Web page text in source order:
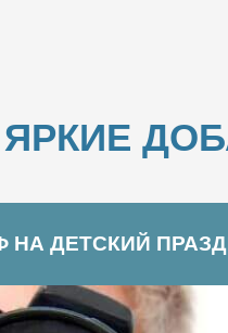
ЯРКИЕ
НА ДЕТСКИЙ